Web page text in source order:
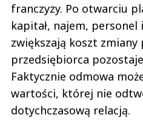
franczyzy. Po otwarciu
kapitał, najem,
zwiększają koszt
przedsiębiorca
Faktycznie odmowa
wartości, której nie
dotychczasową relacją.